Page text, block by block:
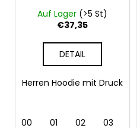
Auf Lager (>5 St)
€37,35
DETAIL
Herren Hoodie mit Druck
00 01 02 03